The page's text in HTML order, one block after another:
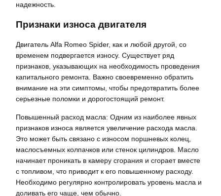
надежность.
Признаки износа двигателя
Двигатель Alfa Romeo Spider, как и любой другой, со
временем подвергается износу. Существует ряд
признаков, указывающих на необходимость проведения
капитального ремонта. Важно своевременно обратить
внимание на эти симптомы, чтобы предотвратить более
серьезные поломки и дорогостоящий ремонт.
Повышенный расход масла: Одним из наиболее явных
признаков износа является увеличение расхода масла.
Это может быть связано с износом поршневых колец,
маслосъемных колпачков или стенок цилиндров. Масло
начинает проникать в камеру сгорания и сгорает вместе
с топливом, что приводит к его повышенному расходу.
Необходимо регулярно контролировать уровень масла и
доливать его чаще, чем обычно.